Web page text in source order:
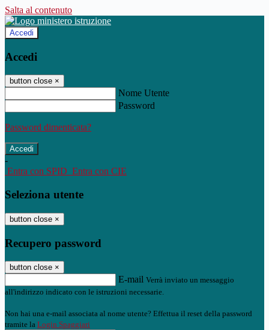
Salta al contenuto
Accedi
Accedi
button close ×
Nome Utente
Password
Password dimenticata?
-
Entra con SPID Entra con CIE
Seleziona utente
button close ×
Recupero password
button close ×
E-mail Verrà inviato un messaggio
all'indirizzo indicato con le istruzioni necessarie.
Non hai una e-mail associata al nome utente? Effettua il reset della password
tramite la Login Spaggiari